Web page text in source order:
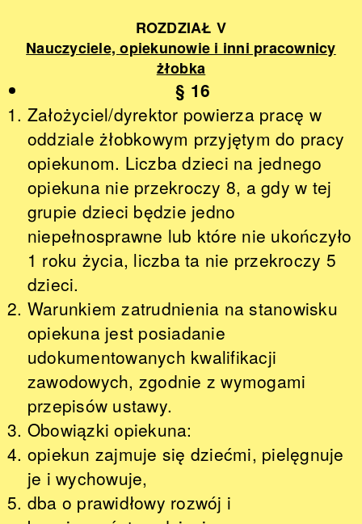
ROZDZIAŁ V
Nauczyciele, opiekunowie i inni pracownicy
żłobka
§ 16
Założyciel/dyrektor powierza pracę w
oddziale żłobkowym przyjętym do pracy
opiekunom. Liczba dzieci na jednego
opiekuna nie przekroczy 8, a gdy w tej
grupie dzieci będzie jedno
niepełnosprawne lub które nie ukończyło
1 roku życia, liczba ta nie przekroczy 5
dzieci.
Warunkiem zatrudnienia na stanowisku
opiekuna jest posiadanie
udokumentowanych kwalifikacji
zawodowych, zgodnie z wymogami
przepisów ustawy.
Obowiązki opiekuna:
opiekun zajmuje się dziećmi, pielęgnuje
je i wychowuje,
dba o prawidłowy rozwój i